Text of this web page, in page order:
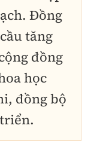
Đồng
tăng
đồng
học
đồng bộ